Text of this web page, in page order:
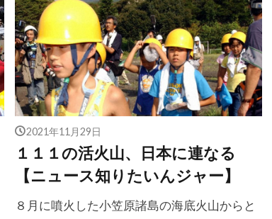
2021年11月29日
１１１の活火山、日本に連なる
【ニュース知りたいんジャー】
８月に噴火した小笠原諸島の海底火山からと